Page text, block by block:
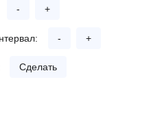
- +
- +
Сделать